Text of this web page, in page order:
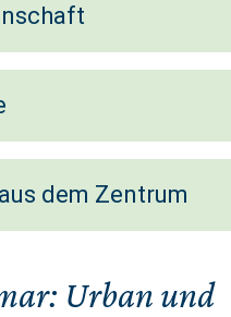
dem Zentrum
Urban und